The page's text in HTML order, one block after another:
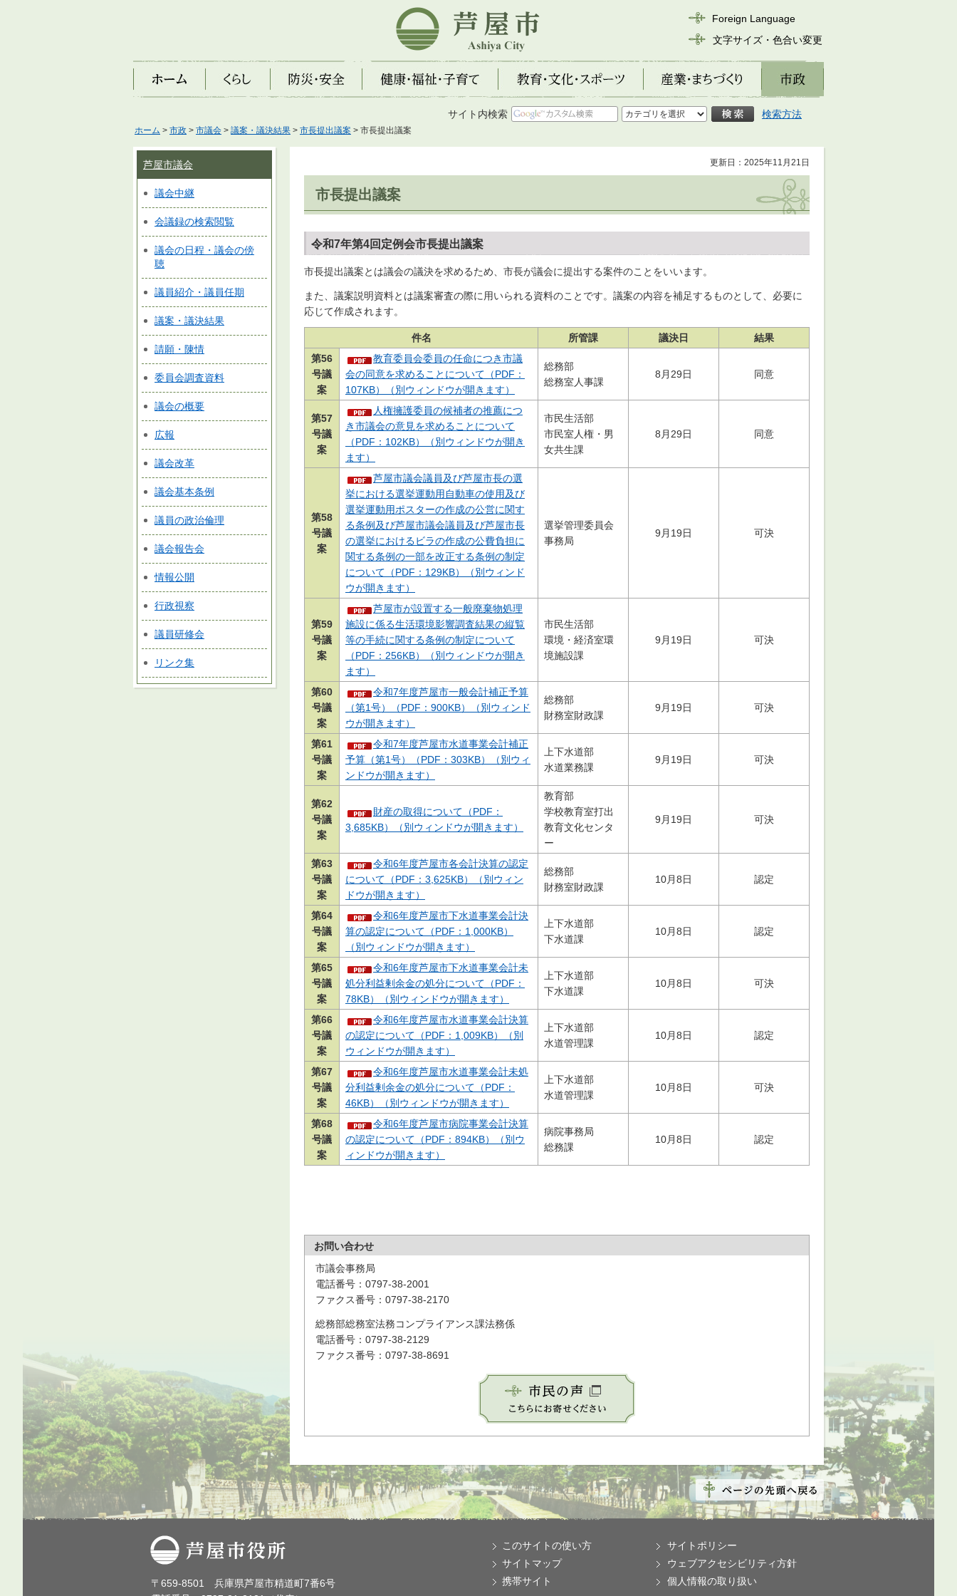
芦屋市
Foreign Language
文字サイズ・色合い変更
ホーム くらし 防災・安全 健康・福祉・子育て 教育・文化・スポーツ 産業・まちづくり 市政
サイト内検索 検索方法
ホーム > 市政 > 市議会 > 議案・議決結果 > 市長提出議案 > 市長提出議案
芦屋市議会
議会中継
会議録の検索閲覧
議会の日程・議会の傍
聴
議員紹介・議員任期
議案・議決結果
請願・陳情
委員会調査資料
議会の概要
広報
議会改革
議会基本条例
議員の政治倫理
議会報告会
情報公開
行政視察
議員研修会
リンク集
更新日：2025年11月21日
市長提出議案
令和7年第4回定例会市長提出議案
市長提出議案とは議会の議決を求めるため、市長が議会に提出する案件のことをいいます。
また、議案説明資料とは議案審査の際に用いられる資料のことです。議案の内容を補足するものとして、必要に
応じて作成されます。
件名 所管課 議決日
結果
第56
号議
案
教育委員会委員の任命につき市議
会の同意を求めることについて（PDF：
107KB）（別ウィンドウが開きます）
総務部
総務室人事課
8月29日 同意
第57
号議
案
人権擁護委員の候補者の推薦につ
き市議会の意見を求めることについて
（PDF：102KB）（別ウィンドウが開き
ます）
市民生活部
市民室人権・男
女共生課
8月29日 同意
第58
号議
案
芦屋市議会議員及び芦屋市長の選
挙における選挙運動用自動車の使用及び
選挙運動用ポスターの作成の公営に関す
る条例及び芦屋市議会議員及び芦屋市長
の選挙におけるビラの作成の公費負担に
関する条例の一部を改正する条例の制定
について（PDF：129KB）（別ウィンド
ウが開きます）
選挙管理委員会
事務局
9月19日 可決
第59
号議
案
芦屋市が設置する一般廃棄物処理
施設に係る生活環境影響調査結果の縦覧
等の手続に関する条例の制定について
（PDF：256KB）（別ウィンドウが開き
ます）
市民生活部
環境・経済室環
境施設課
9月19日 可決
第60
号議
案
令和7年度芦屋市一般会計補正予算
（第1号）（PDF：900KB）（別ウィンド
ウが開きます）
総務部
財務室財政課
9月19日 可決
第61
号議
案
令和7年度芦屋市水道事業会計補正
予算（第1号）（PDF：303KB）（別ウィ
ンドウが開きます）
上下水道部
水道業務課
9月19日 可決
第62
号議
案
財産の取得について（PDF：
3,685KB）（別ウィンドウが開きます）
教育部
学校教育室打出
教育文化センタ
ー
9月19日 可決
第63
号議
案
令和6年度芦屋市各会計決算の認定
について（PDF：3,625KB）（別ウィン
ドウが開きます）
総務部
財務室財政課
10月8日 認定
第64
号議
案
令和6年度芦屋市下水道事業会計決
算の認定について（PDF：1,000KB）
（別ウィンドウが開きます）
上下水道部
下水道課
10月8日 認定
第65
号議
案
令和6年度芦屋市下水道事業会計未
処分利益剰余金の処分について（PDF：
78KB）（別ウィンドウが開きます）
上下水道部
下水道課
10月8日 可決
第66
号議
案
令和6年度芦屋市水道事業会計決算
の認定について（PDF：1,009KB）（別
ウィンドウが開きます）
上下水道部
水道管理課
10月8日 認定
第67
号議
案
令和6年度芦屋市水道事業会計未処
分利益剰余金の処分について（PDF：
46KB）（別ウィンドウが開きます）
上下水道部
水道管理課
10月8日 可決
第68
号議
案
令和6年度芦屋市病院事業会計決算
の認定について（PDF：894KB）（別ウ
ィンドウが開きます）
病院事務局
総務課
10月8日 認定
お問い合わせ
市議会事務局
電話番号：0797-38-2001
ファクス番号：0797-38-2170
総務部総務室法務コンプライアンス課法務係
電話番号：0797-38-2129
ファクス番号：0797-38-8691
芦屋市役所
〒659-8501 兵庫県芦屋市精道町7番6号
このサイトの使い方
サイトマップ
携帯サイト
サイトポリシー
ウェブアクセシビリティ方針
個人情報の取り扱い